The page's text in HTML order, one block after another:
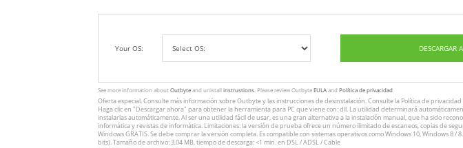
Your OS: DESCARGAR
See more information about Outbyteand unistallinstrustions . Please review OutbyteEULAandPolítica de privacidad
Oferta especial. Consulte más información sobreOutbytey las instruccionesde desinstalación. Consultela Política de privacidad
Haga clic en "Descargar ahora" para obtener la herramienta para PC que viene con: dll. La utilidad determinará
instalarlas automáticamente. Al ser una utilidad fácil de usar, es una gran alternativa a la instalación manual, que ha sido
informática y revistas de informática. Limitaciones: la versión de prueba ofrece un número ilimitado de escaneos, copias de
Windows GRATIS. Se debe comprar la versión completa. Es compatible con sistemas operativos como Windows 10, Windows 8 /
bits). Tamaño de archivo: 3,04 MB, tiempo de descarga: <1 min. en DSL / ADSL / Cable